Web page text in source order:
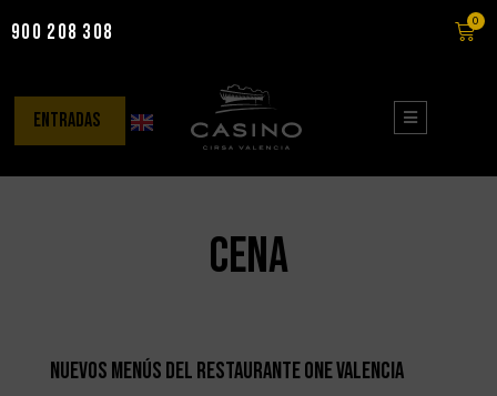
contenido
900 208 308 0
entradas
cena
Nuevos menús del Restaurante One Valencia